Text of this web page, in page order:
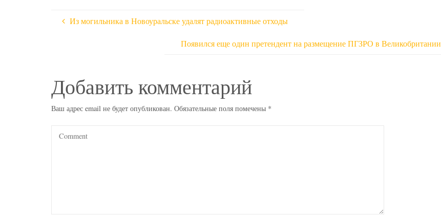
Из могильника в Новоуральске удалят радиоактивные отходы
Появился еще один претендент на размещение ПГЗРО в Великобритании
Добавить комментарий
Ваш адрес email не будет опубликован. Обязательные поля помечены *